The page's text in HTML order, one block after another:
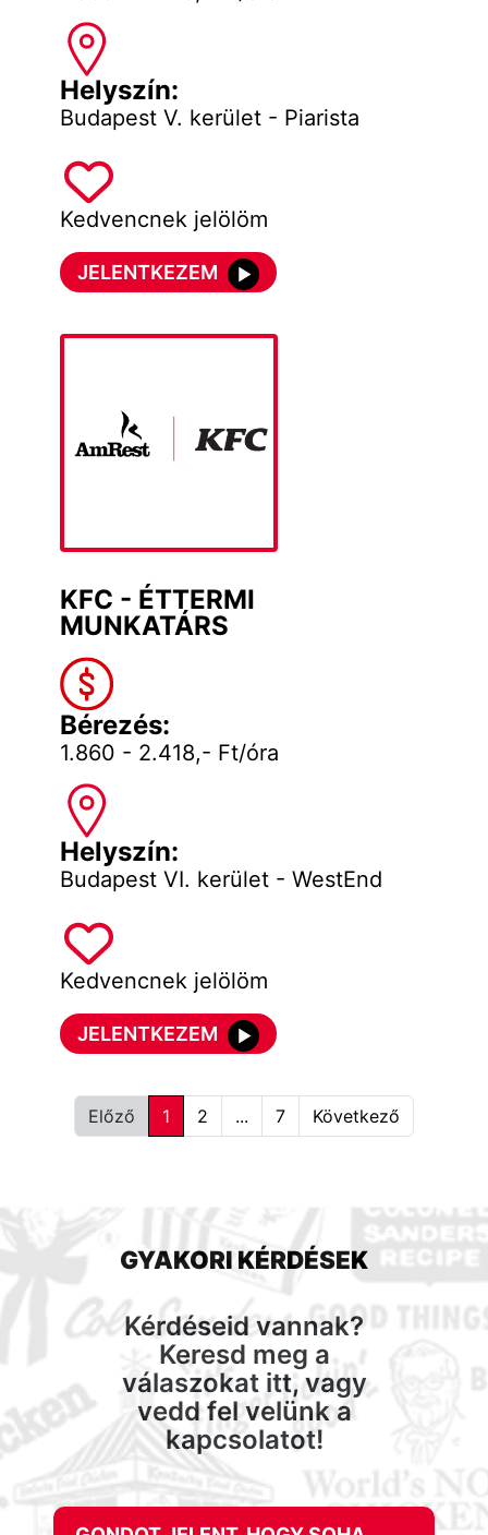
Helyszín:
Budapest V. kerület - Piarista
Kedvencnek jelölöm
JELENTKEZEM
KFC - ÉTTERMI
MUNKATÁRS
Bérezés:
1.860 - 2.418,- Ft/óra
Helyszín:
Budapest VI. kerület - WestEnd
Kedvencnek jelölöm
JELENTKEZEM
Előző 1 2 ... 7 Következő
GYAKORI KÉRDÉSEK
Kérdéseid vannak?
Keresd meg a
válaszokat itt, vagy
vedd fel velünk a
kapcsolatot!